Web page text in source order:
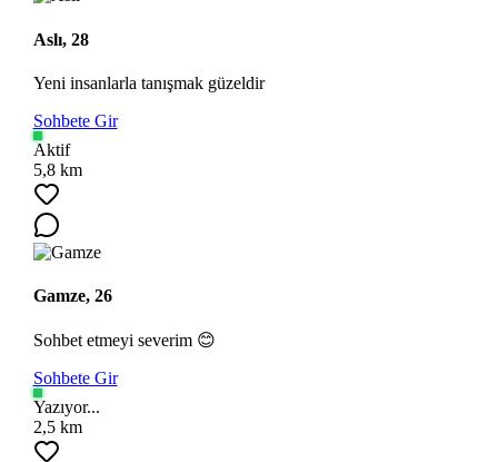
Aslı, 28
Yeni insanlarla tanışmak güzeldir
Sohbete Gir
Aktif
5,8 km
Gamze, 26
Sohbet etmeyi severim 😊
Sohbete Gir
Yazıyor...
2,5 km